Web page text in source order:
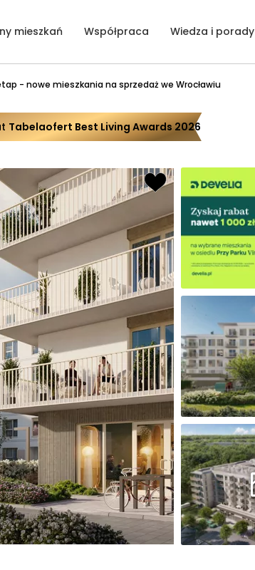
mieszkań Współpraca Wiedza i porady
- nowe mieszkania na sprzedaż we Wrocławiu
Tabelaofert Best Living Awards 2026